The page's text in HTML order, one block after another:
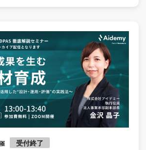
受付終了